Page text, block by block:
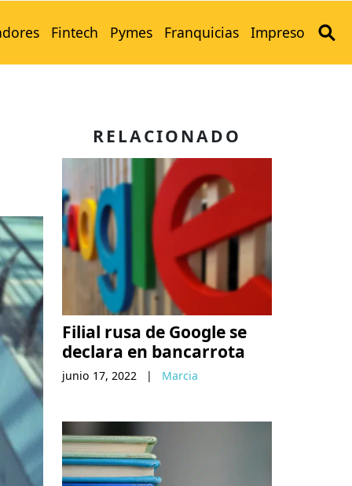
Fintech Pymes Franquicias Impreso
RELACIONADO
Filial rusa de Google se
declara en bancarrota
junio 17, 2022 | Marcia